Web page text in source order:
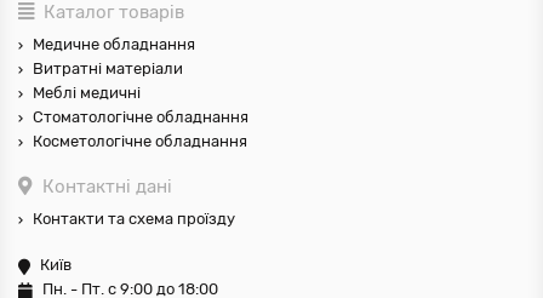
Каталог товарів
Медичне обладнання
Витратні матеріали
Меблі медичні
Стоматологічне обладнання
Косметологічне обладнання
Контактні дані
Контакти та схема проїзду
Київ
Пн. - Пт. с 9:00 до 18:00